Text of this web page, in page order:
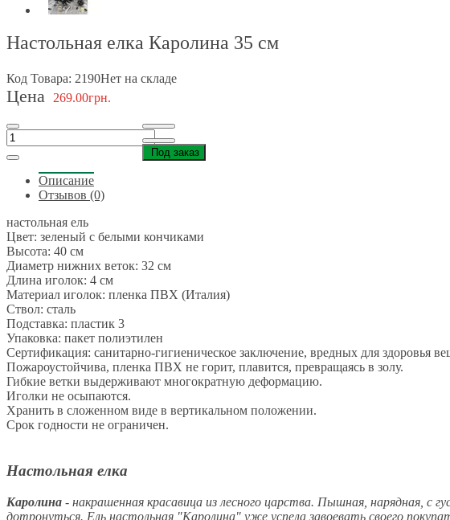
Настольная елка Каролина 35 см
Код Товара: 2190Нет на складе
Цена 269.00грн.
Под заказ
Описание
Отзывов (0)
настольная ель
Цвет: зеленый с белыми кончиками
Высота: 40 см
Диаметр нижних веток: 32 см
Длина иголок: 4 см
Материал иголок: пленка ПВХ (Италия)
Ствол: сталь
Подставка: пластик 3
Упаковка: пакет полиэтилен
Сертификация: санитарно-гигиеническое заключение, вредных для здоровья
Пожароустойчива, пленка ПВХ не горит, плавится, превращаясь в золу.
Гибкие ветки выдерживают многократную деформацию.
Иголки не осыпаются.
Хранить в сложенном виде в вертикальном положении.
Срок годности не ограничен.
Настольная елка
Каролина - накрашенная красавица из лесного царства. Пышная, нарядная, с
дотронуться. Ель настольная "Каролина" уже успела завоевать своего